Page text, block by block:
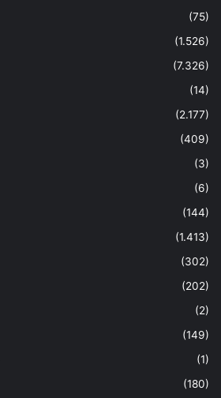
(75)
(1.526)
(7.326)
(14)
(2.177)
(409)
(3)
(6)
(144)
(1.413)
(302)
(202)
(2)
(149)
(1)
(180)